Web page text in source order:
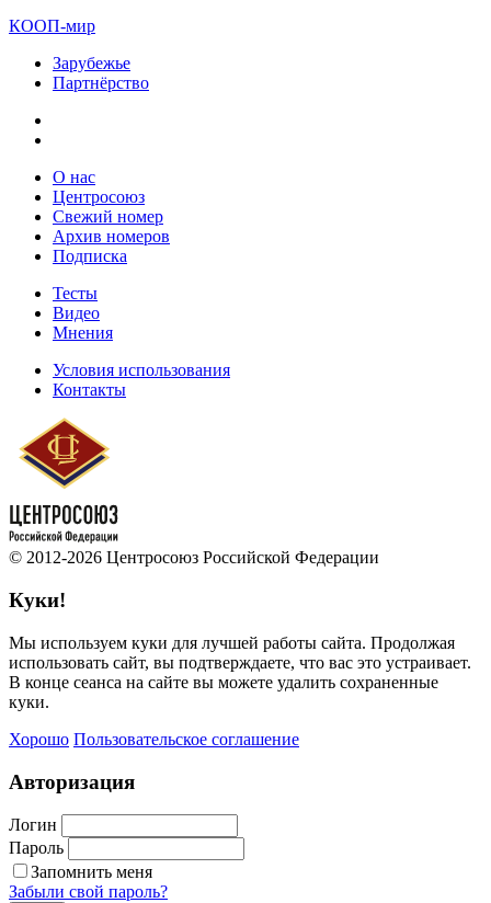
КООП-мир
Зарубежье
Партнёрство
О нас
Центросоюз
Свежий номер
Архив номеров
Подписка
Тесты
Видео
Мнения
Условия использования
Контакты
© 2012-2026 Центросоюз Российской Федерации
Куки!
Мы используем куки для лучшей работы сайта. Продолжая
использовать сайт, вы подтверждаете, что вас это устраивает.
В конце сеанса на сайте вы можете удалить сохраненные
куки.
Хорошо Пользовательское соглашение
Авторизация
Логин
Пароль
Запомнить меня
Забыли свой пароль?